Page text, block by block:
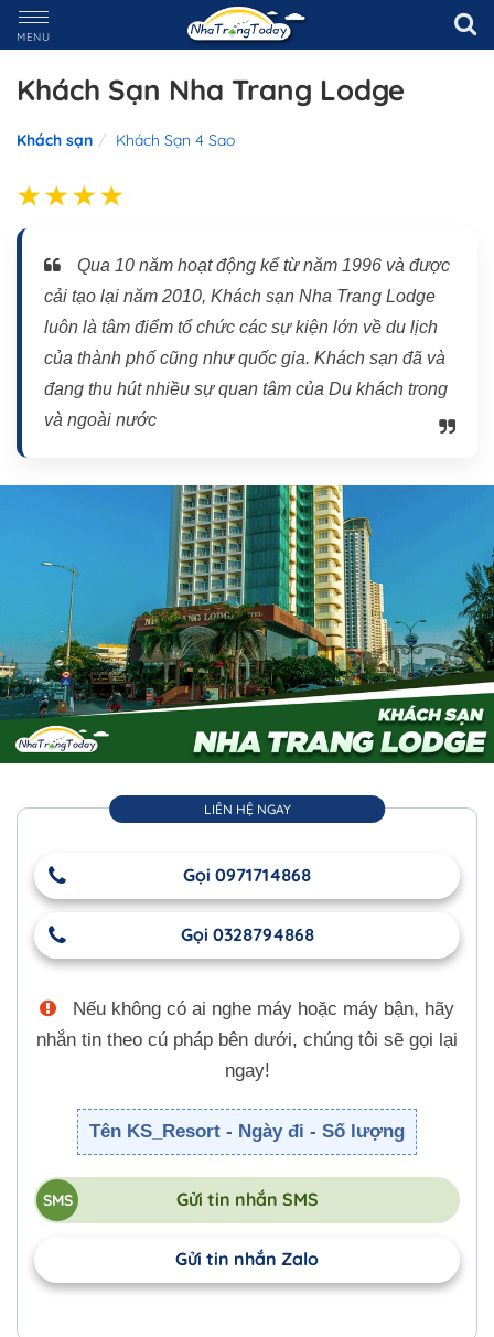
MENU
Khách Sạn Nha Trang Lodge
Khách sạn Khách Sạn 4 Sao
Qua 10 năm hoạt động kể từ năm 1996 và được
cải tạo lại năm 2010, Khách sạn Nha Trang Lodge
luôn là tâm điểm tổ chức các sự kiện lớn về du lịch
của thành phố cũng như quốc gia. Khách sạn đã và
đang thu hút nhiều sự quan tâm của Du khách trong
và ngoài nước
LIÊN HỆ NGAY
Gọi 0971714868
Gọi 0328794868
Nếu không có ai nghe máy hoặc máy bận, hãy
nhắn tin theo cú pháp bên dưới, chúng tôi sẽ gọi lại
ngay!
Tên KS_Resort - Ngày đi - Số lượng
Gửi tin nhắn SMS
Gửi tin nhắn Zalo